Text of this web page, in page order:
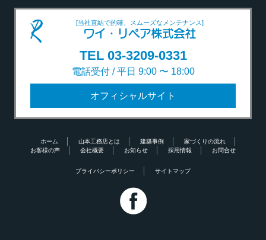
[当社直結で的確、スムーズなメンテナンス]
ワイ・リペア株式会社
TEL 03-3209-0331
電話受付 / 平日 9:00 〜 18:00
オフィシャルサイト
ホーム 山本工務店とは 建築事例
家づくりの流れ
お客様の声
会社概要 お知らせ 採用情報 お問合せ
プライバシーポリシー サイトマップ